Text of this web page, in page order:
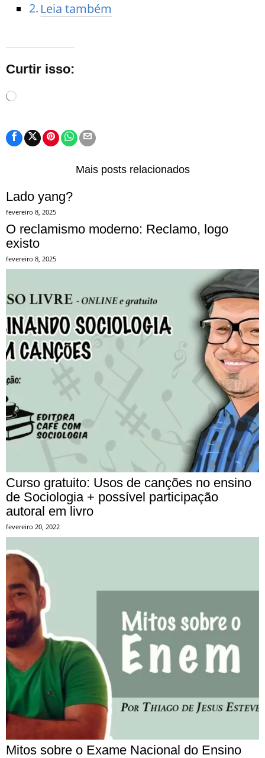
Leia também
Curtir isso:
Mais posts relacionados
Lado yang?
fevereiro 8, 2025
O reclamismo moderno: Reclamo, logo
existo
fevereiro 8, 2025
Curso gratuito: Usos de canções no ensino
de Sociologia + possível participação
autoral em livro
fevereiro 20, 2022
Mitos sobre o Exame Nacional do Ensino